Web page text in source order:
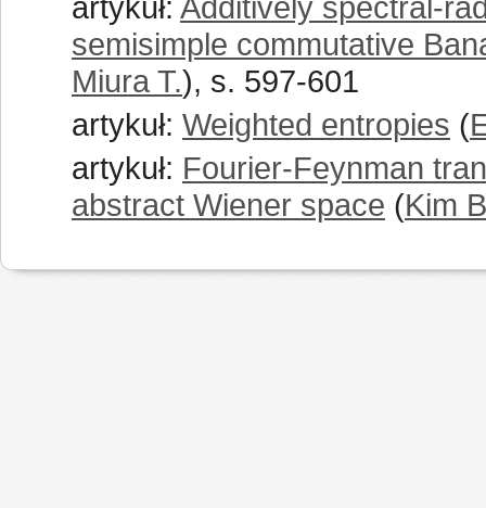
semisimple commutative
Miura T.), s. 597-601
artykuł: Weighted entropies (
artykuł: Fourier-Feynman
abstract Wiener space (Kim